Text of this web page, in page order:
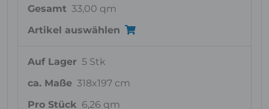
Gesamt 33,00 qm
Artikel auswählen
Auf Lager 5 Stk
ca. Maße 318x197 cm
Pro Stück 6,26 qm